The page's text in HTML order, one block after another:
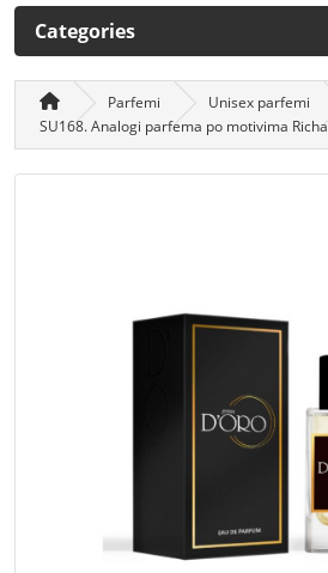
Categories
Parfemi
Unisex parfemi
SU168. Analogi parfema po motivima